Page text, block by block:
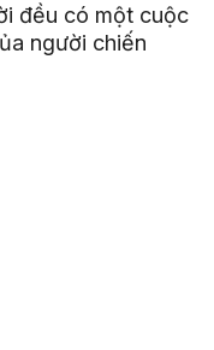
đều có một cuộc
người chiến